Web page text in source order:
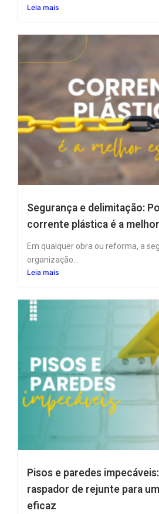
Leia mais
Segurança e delimitação:
corrente plástica é a
Em qualquer obra ou reforma, a
organização...
Leia mais
Pisos e paredes
raspador de rejunte para
eficaz